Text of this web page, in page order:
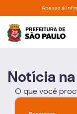
Pular para oAcesso à
Notícia
O que você